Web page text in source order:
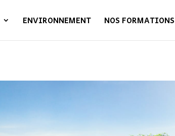
ENVIRONNEMENT NOS FORMATIONS